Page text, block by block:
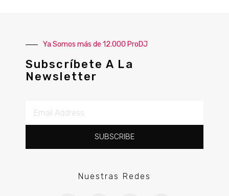
Ya Somos más de 12.000 ProDJ
Subscríbete A La
Newsletter
SUBSCRIBE
Nuestras Redes